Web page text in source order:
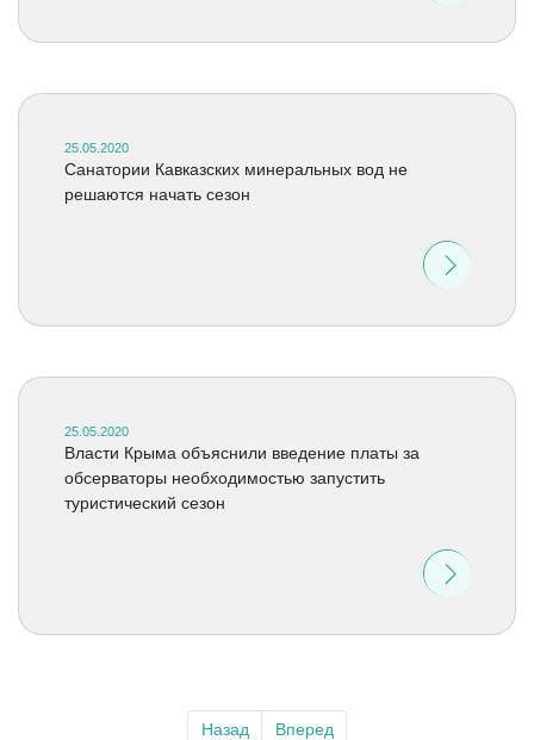
25.05.2020
Санатории Кавказских минеральных вод не
решаются начать сезон
25.05.2020
Власти Крыма объяснили введение платы за
обсерваторы необходимостью запустить
туристический сезон
Назад Вперед